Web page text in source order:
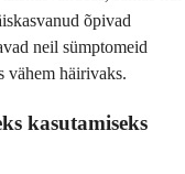
õpivad
neil sümptomeid
vähem häirivaks.
kasutamiseks